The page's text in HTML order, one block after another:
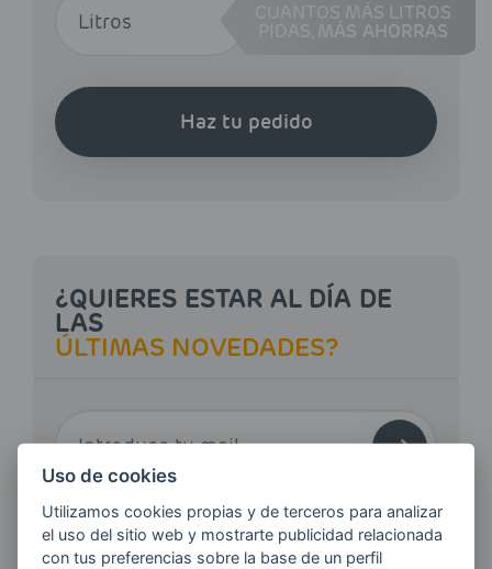
CUANTOS MÁS LITROS
MÁS AHORRAS
Haz tu pedido
¿QUIERES ESTAR AL DÍA DE
LAS
ÚLTIMAS NOVEDADES?
Quiero recibir las últimas novedades de AVIA
ENERGIAS por cualquier medio, incluido
Uso de cookies
Utilizamos cookies propias y de terceros para analizar
el uso del sitio web y mostrarte publicidad relacionada
con tus preferencias sobre la base de un perfil